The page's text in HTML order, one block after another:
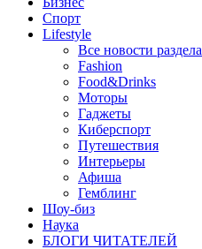
Спорт
Lifestyle
Все новости раздела
Fashion
Food&Drinks
Моторы
Гаджеты
Киберспорт
Путешествия
Интерьеры
Афиша
Гемблинг
Шоу-биз
Наука
БЛОГИ ЧИТАТЕЛЕЙ